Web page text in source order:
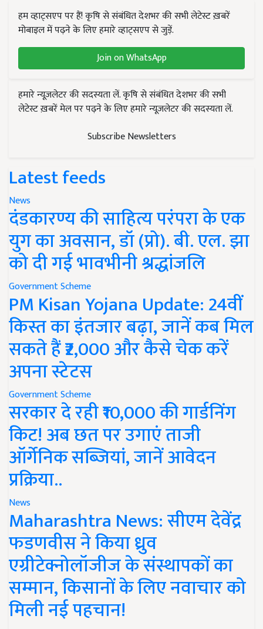
हम व्हाट्सएप पर हैं! कृषि से संबंधित देशभर की सभी लेटेस्ट ख़बरें
मोबाइल में पढ़ने के लिए हमारे व्हाट्सएप से जुड़ें.
Join on WhatsApp
हमारे न्यूज़लेटर की सदस्यता लें. कृषि से संबंधित देशभर की सभी
लेटेस्ट ख़बरें मेल पर पढ़ने के लिए हमारे न्यूज़लेटर की सदस्यता लें.
Subscribe Newsletters
Latest feeds
News
दंडकारण्य की साहित्य परंपरा के एक
युग का अवसान, डॉ (प्रो). बी. एल. झा
को दी गई भावभीनी श्रद्धांजलि
Government Scheme
PM Kisan Yojana Update: 24वीं
किस्त का इंतजार बढ़ा, जानें कब मिल
सकते हैं ₹2,000 और कैसे चेक करें
अपना स्टेटस
Government Scheme
सरकार दे रही ₹10,000 की गार्डनिंग
किट! अब छत पर उगाएं ताजी
ऑर्गेनिक सब्जियां, जानें आवेदन
प्रक्रिया..
News
Maharashtra News: सीएम देवेंद्र
फडणवीस ने किया ध्रुव
एग्रीटेक्नोलॉजीज के संस्थापकों का
सम्मान, किसानों के लिए नवाचार को
मिली नई पहचान!